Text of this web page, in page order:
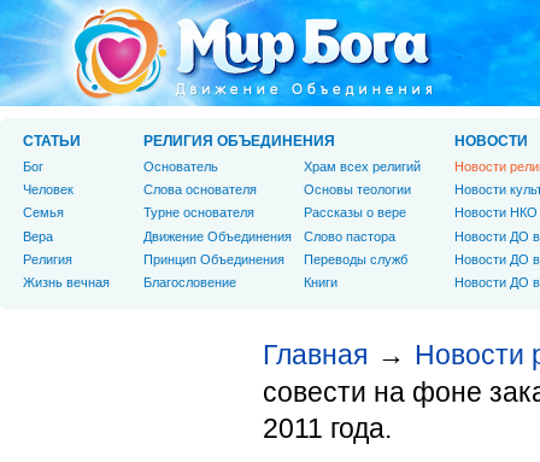
Главная → Новости
совести на фоне
2011 года.
СТАТЬИ
Бог
Человек
Cемья
Вера
Религия
Жизнь вечная
РЕЛИГИЯ ОБЪЕДИНЕНИЯ
Основатель
Слова основателя
Турне основателя
Движение Объединения
Принцип Объединения
Благословение
Храм всех религий
Основы теологии
Рассказы о вере
Слово пастора
Переводы служб
Книги
НОВОСТИ
Новости
Новости
Новости НКО
Новости ДО
Новости ДО
Новости ДО